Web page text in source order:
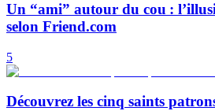
Un “ami” autour du cou :
selon Friend.com
5
Découvrez les cinq saints